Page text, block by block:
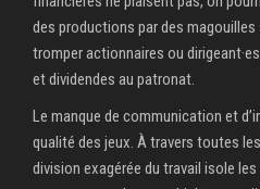
des productions par des
tromper actionnaires ou
et dividendes au patronat.
Le manque de communication et
qualité des jeux. À travers toutes
division exagérée du travail isole